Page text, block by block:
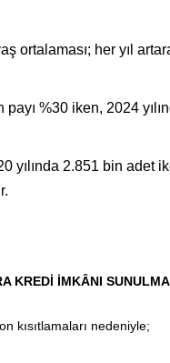
ortalaması; her yıl
payı %30 iken, 2024
yılında 2.851 bin adet
KREDİ İMKÂNI
kısıtlamaları nedeniyle;